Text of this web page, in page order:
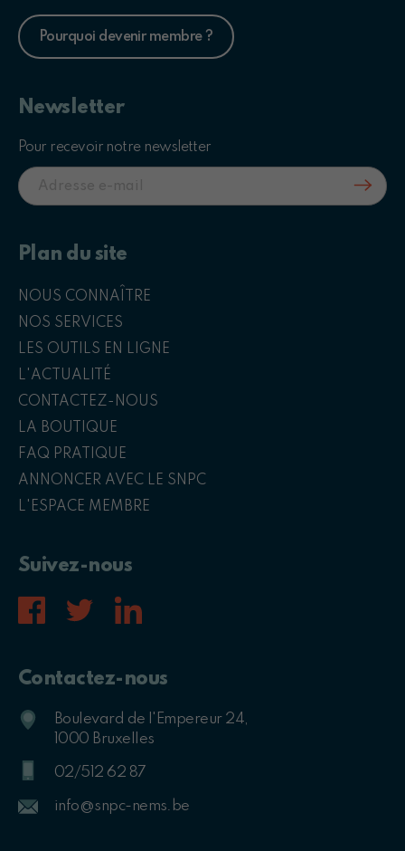
Pourquoi devenir membre ?
Newsletter
Pour recevoir notre newsletter
Suivez-nous
Plan du site
NOUS CONNAÎTRE
NOS SERVICES
LES OUTILS EN LIGNE
L'ACTUALITÉ
CONTACTEZ-NOUS
LA BOUTIQUE
FAQ PRATIQUE
ANNONCER AVEC LE SNPC
L'ESPACE MEMBRE
Contactez-nous
Boulevard de l'Empereur 24,
1000 Bruxelles
02/512 62 87
info@snpc-nems.be